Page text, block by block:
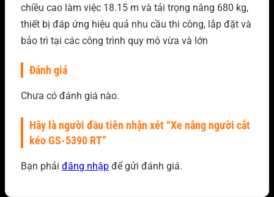
chiều cao làm việc 18.15 m và tải trọng nâng 680 kg,
thiết bị đáp ứng hiệu quả nhu cầu thi công, lắp đặt và
bảo trì tại các công trình quy mô vừa và lớn
Đánh giá
Chưa có đánh giá nào.
Hãy là người đầu tiên nhận xét “Xe nâng người cắt
kéo GS-5390 RT”
Bạn phải đăng nhập để gửi đánh giá.